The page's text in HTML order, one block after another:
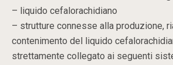
– liquido cefalorachidiano
– strutture connesse alla produzione,
contenimento del liquido
strettamente collegato ai seguenti